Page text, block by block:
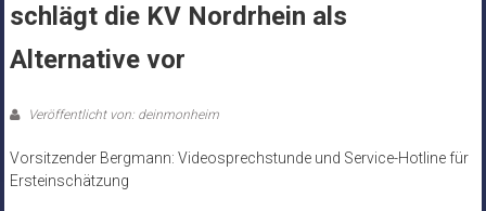
schlägt die KV Nordrhein als
Alternative vor
Veröffentlicht von: deinmonheim
Vorsitzender Bergmann: Videosprechstunde und Service-Hotline für
Ersteinschätzung